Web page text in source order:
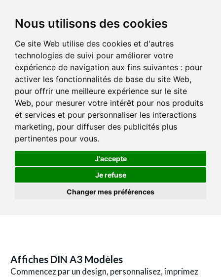
Nous utilisons des cookies
Ce site Web utilise des cookies et d'autres
technologies de suivi pour améliorer votre
expérience de navigation aux fins suivantes : pour
activer les fonctionnalités de base du site Web,
pour offrir une meilleure expérience sur le site
Web, pour mesurer votre intérêt pour nos produits
et services et pour personnaliser les interactions
marketing, pour diffuser des publicités plus
pertinentes pour vous.
J'accepte
Je refuse
Changer mes préférences
Affiches DIN A3 Modèles
Commencez par un design, personnalisez, imprimez